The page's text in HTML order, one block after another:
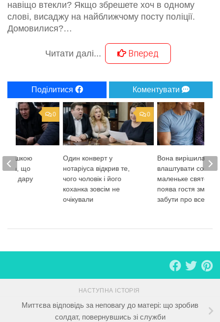
навіщо втекли? Якщо збрешете хоч в одному
слові, висаджу на найближчому посту поліції.
Домовилися?…
Читати далі... Вперед
Поділитися Коментувати
0
Один конверт у
нотаріуса відкрив те,
чого чоловік і його
коханка зовсім не
очікували
Вона вирішила
влаштувати собі
маленьке свято,
поява гостя
забути про все
0
кришкою
що
всіх дару
НАСТУПНА ІСТОРІЯ
Миттєва відповідь за неповагу до матері: що зробив
солдат, повернувшись зі служби